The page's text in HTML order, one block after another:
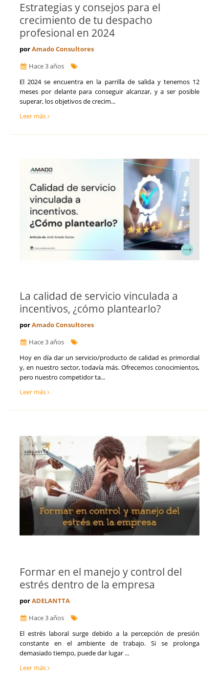
Estrategias y consejos para el
crecimiento de tu despacho
profesional en 2024
porAmado Consultores
Hace 3 años
El 2024 se encuentra en la parrilla de salida y tenemos 12
meses por delante para conseguir alcanzar, y a ser posible
superar, los objetivos de crecim...
Leer más
La calidad de servicio vinculada a
incentivos, ¿cómo plantearlo?
porAmado Consultores
Hace 3 años
Hoy en día dar un servicio/producto de calidad es primordial
y, en nuestro sector, todavía más. Ofrecemos conocimientos,
pero nuestro competidor ta...
Leer más
Formar en el manejo y control del
estrés dentro de la empresa
porADELANTTA
Hace 3 años
​El estrés laboral surge debido a la percepción de presión
constante en el ambiente de trabajo. Si se prolonga
demasiado tiempo, puede dar lugar ...
Leer más